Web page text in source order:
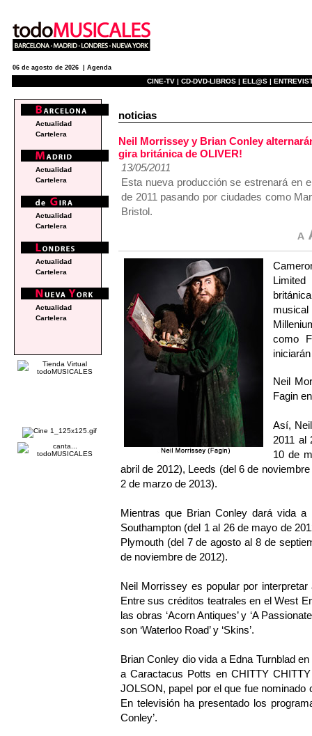
06 de agosto de 2026 | Agenda
CINE-TV | CD-DVD-LIBROS | ELL@S |
noticias
Neil Morrissey y Brian Conley
gira británica de OLIVER!
13/05/2011
Esta nueva producción se estrenará en
de 2011 pasando por ciudades como
Bristol.
musical
como
Neil
Fagin
Así,
2011 al
10 de
abril de 2012), Leeds (del 6 de
2 de marzo de 2013).
Mientras que Brian Conley dará vida
Southampton (del 1 al 26 de mayo de
Plymouth (del 7 de agosto al 8 de
de noviembre de 2012).
Neil Morrissey es popular por interpretar
Entre sus créditos teatrales en el West
las obras ‘Acorn Antiques’ y ‘A
son ‘Waterloo Road’ y ‘Skins’.
Brian Conley dio vida a Edna Turnblad
a Caractacus Potts en CHITTY
JOLSON, papel por el que fue
En televisión ha presentado los
Conley’.
Actualidad
Cartelera
Actualidad
Cartelera
Actualidad
Cartelera
Actualidad
Cartelera
Actualidad
Cartelera